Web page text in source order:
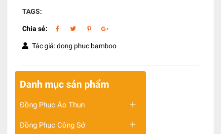
TAGS:
Chia sẻ:
Tác giả: dong phuc bamboo
Danh mục sản phẩm
Đồng Phục Áo Thun
Đồng Phục Công Sở